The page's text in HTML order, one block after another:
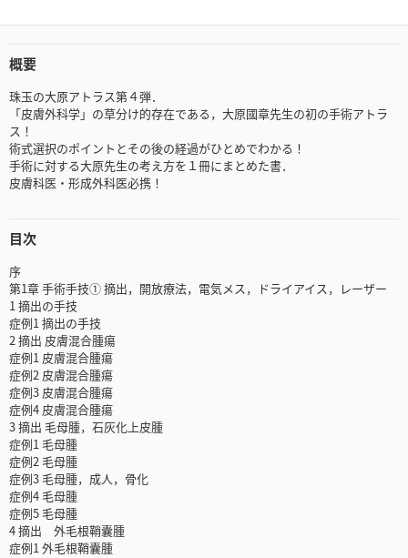
概要
珠玉の大原アトラス第４弾．
「皮膚外科学」の草分け的存在である，大原國章先生の初の手術アトラ
ス！
術式選択のポイントとその後の経過がひとめでわかる！
手術に対する大原先生の考え方を１冊にまとめた書．
皮膚科医・形成外科医必携！
目次
序
第1章 手術手技① 摘出，開放療法，電気メス，ドライアイス，レーザー
1 摘出の手技
症例1 摘出の手技
2 摘出 皮膚混合腫瘍
症例1 皮膚混合腫瘍
症例2 皮膚混合腫瘍
症例3 皮膚混合腫瘍
症例4 皮膚混合腫瘍
3 摘出 毛母腫，石灰化上皮腫
症例1 毛母腫
症例2 毛母腫
症例3 毛母腫，成人，骨化
症例4 毛母腫
症例5 毛母腫
4 摘出 外毛根鞘囊腫
症例1 外毛根鞘囊腫